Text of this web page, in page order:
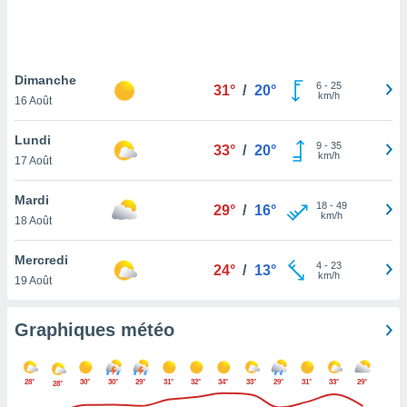
pas
de
à
cas,
que
sur le
que
ne
Dimanche
16 Août
31° / 20° 6- 25
km/h
Lundi
17 Août
33° / 20° 9- 35
km/h
Mardi
18 Août
29° / 16° 18- 49
km/h
Mercredi
19 Août
24° / 13° 4- 23
km/h
Graphiques météo
28° 28° 30° 30° 29° 31° 32° 34° 33° 29° 31° 33° 29°